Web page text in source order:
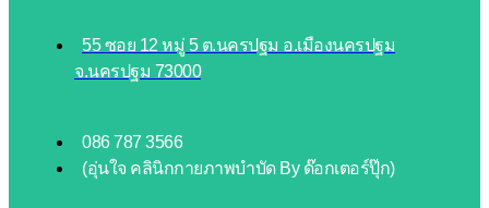
55 ซอย 12 หมู่ 5 ต.นครปฐม อ.เมืองนครปฐม
จ.นครปฐม 73000
086 787 3566
(อุ่นใจ คลินิกกายภาพบำบัด By ด๊อกเตอร์ปุ๊ก)